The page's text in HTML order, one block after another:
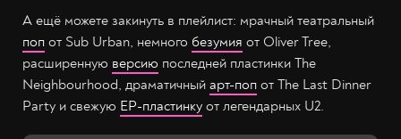
А ещё можете закинуть в плейлист: мрачный театральный
поп от Sub Urban, немного безумия от Oliver Tree,
расширенную версию последней пластинки The
Neighbourhood, драматичный арт-поп от The Last Dinner
Party и свежую EP-пластинку от легендарных U2.